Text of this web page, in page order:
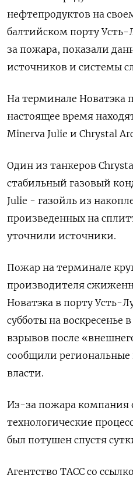
нефтепродуктов на
балтийском порту
за пожара, показали
источников и системы
На терминале Новатэка
настоящее время
Minerva Julie и Chrystal
Один из танкеров
стабильный газовый
Julie - газойль из
произведенных на
уточнили источники.
Пожар на терминале
производителя
Новатэка в порту Усть-
субботы на воскресенье
взрывов после
сообщили
власти.
Из-за пожара компания
технологические
был потушен спустя
Агентство ТАСС со